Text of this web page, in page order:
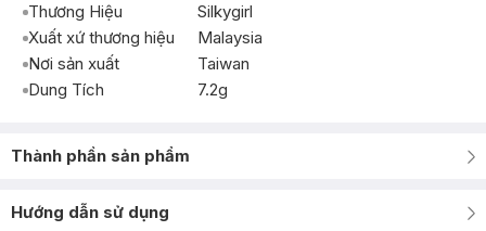
Thương Hiệu
Silkygirl
Xuất xứ thương hiệu
Malaysia
Nơi sản xuất
Taiwan
Dung Tích
7.2g
Thành phần sản phẩm
Hướng dẫn sử dụng